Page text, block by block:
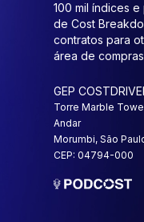
100 mil índices
de Cost
contratos para
área de
GEP
Torre Marble
Andar
Morumbi, São
CEP: 04794-000